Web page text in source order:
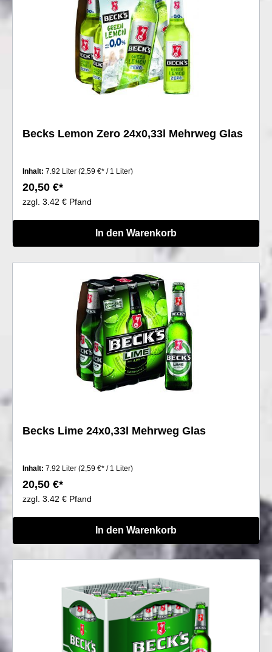
Becks Lemon Zero 24x0,33l Mehrweg Glas
Inhalt: 7.92 Liter (2,59 €* / 1 Liter)
20,50 €*
zzgl. 3.42 € Pfand
In den Warenkorb
Becks Lime 24x0,33l Mehrweg Glas
Inhalt: 7.92 Liter (2,59 €* / 1 Liter)
20,50 €*
zzgl. 3.42 € Pfand
In den Warenkorb